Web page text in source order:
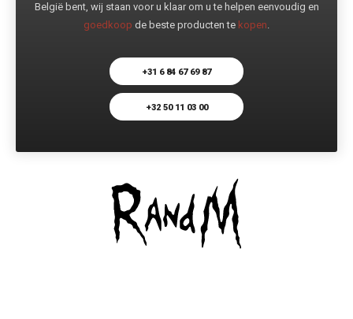
België bent, wij staan voor u klaar om u te helpen eenvoudig en
goedkoop de beste producten te kopen.
+31 6 84 67 69 87
+32 50 11 03 00